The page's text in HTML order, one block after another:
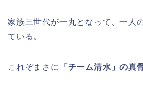
家族三世代が一丸となって、一人
ている。
これぞまさに 「チーム清水」の真